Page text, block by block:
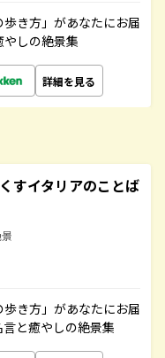
き方」があなたにお届
しの絶景集
詳細を見る
すイタリアのことば
き方」があなたにお届
と癒やしの絶景集